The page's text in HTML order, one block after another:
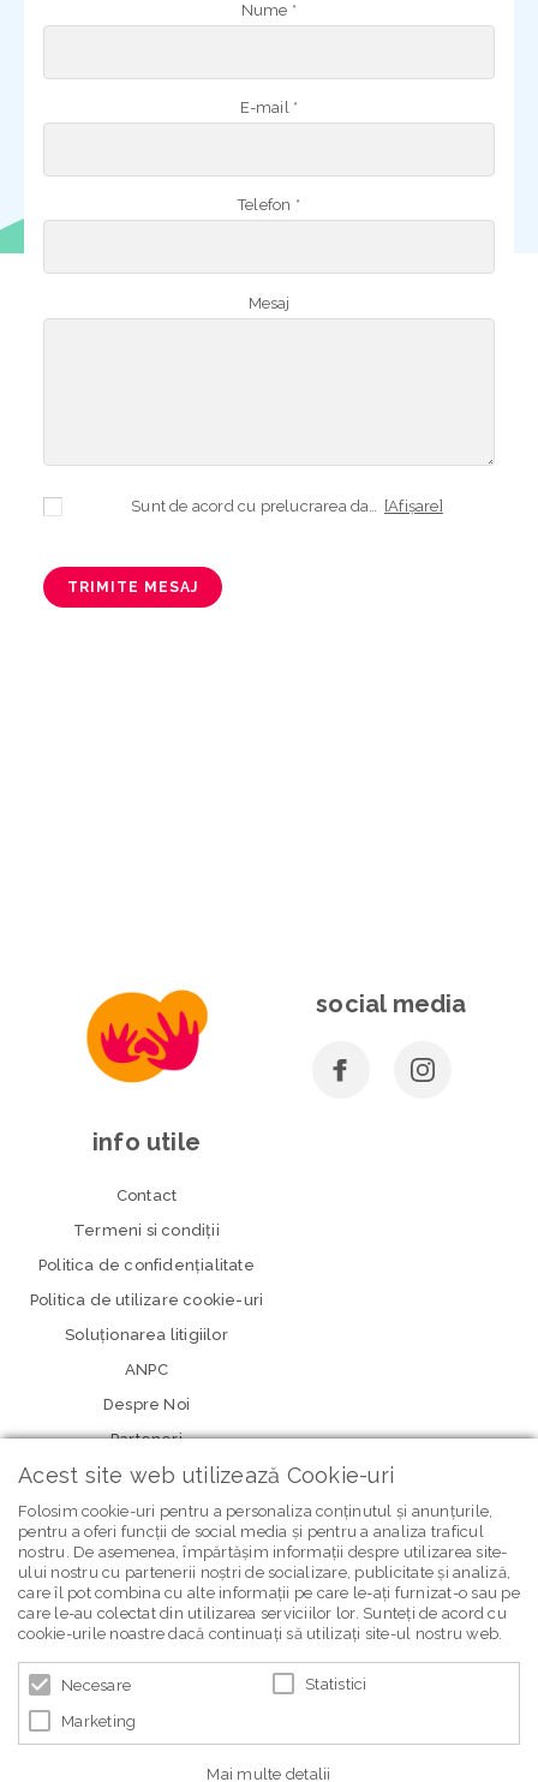
Nume *
E-mail *
Telefon *
Mesaj
[Afișare]
TRIMITE MESAJ
social media
info utile
Contact
Termeni si condiţii
Politica de confidenţialitate
Politica de utilizare cookie-uri
Soluționarea litigiilor
ANPC
Despre Noi
Parteneri
newsletter Bebe Brands
Acest site web utilizează Cookie-uri
Folosim cookie-uri pentru a personaliza conținutul și anunțurile,
pentru a oferi funcții de social media și pentru a analiza traficul
nostru. De asemenea, împărtășim informații despre utilizarea site-
ului nostru cu partenerii noștri de socializare, publicitate și analiză,
care îl pot combina cu alte informații pe care le-ați furnizat-o sau pe
care le-au colectat din utilizarea serviciilor lor. Sunteți de acord cu
cookie-urile noastre dacă continuați să utilizați site-ul nostru web.
Necesare Statistici
Marketing
Mai multe detalii